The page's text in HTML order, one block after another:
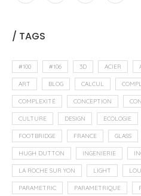
/ TAGS
#100 #106 3D ACIER
ART BLOG CALCUL
COMPLEXITÉ CONCEPTION
CULTURE DESIGN ECOLOGIE
FOOTBRIDGE FRANCE GLASS
HUGH DUTTON INGENIERIE
LA ROCHE SUR YON LIGHT
PARAMETRIC PARAMETRIQUE